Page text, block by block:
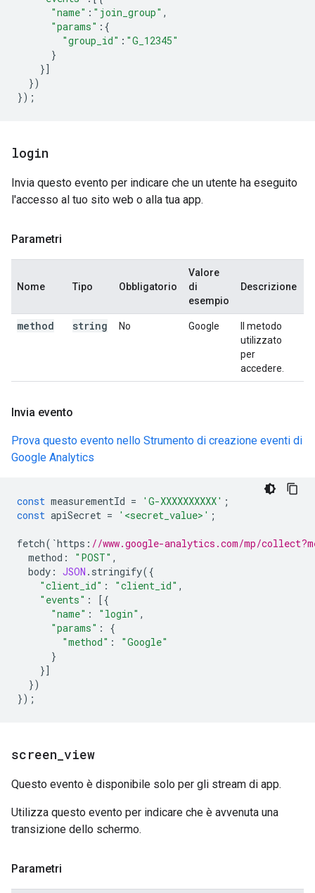
"name" : "join_group" ,
"params" : {
"group_id" : "G_12345"
}
}]
})
});
login
Invia questo evento per indicare che un utente ha eseguito
l'accesso al tuo sito web o alla tua app.
Parametri
Nome Tipo Obbligatorio
Valore
di
esempio
Descrizione
method string No Google
Il metodo
utilizzato
per
accedere.
Invia evento
Prova questo evento nello Strumento di creazione eventi di
Google Analytics
const measurementId = 'G-XXXXXXXXXX' ;
const apiSecret = '<secret_value>' ;
fetch( `https : //www.google-analytics.com/mp/
method : "POST" ,
body : JSON . stringify({
"client_id" : "client_id" ,
"events" :
[{
"name" : "login" ,
"params" :
{
"method" :
"Google"
}
}]
})
});
screen view
Questo evento è disponibile solo per gli stream di app.
Utilizza questo evento per indicare che è avvenuta una
transizione dello schermo.
Parametri